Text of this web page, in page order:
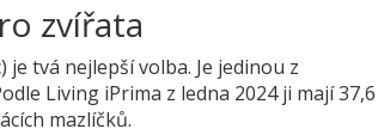
zvířata
tvá nejlepší volba. Je jedinou z
Living iPrima z ledna 2024 ji mají 37,6
mazlíčků.